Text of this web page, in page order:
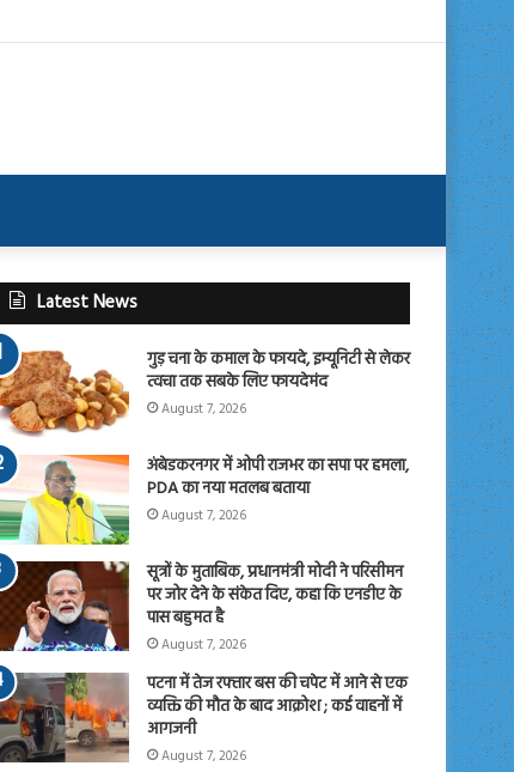
Latest News
गुड़ चना के कमाल के फायदे, इम्यूनिटी से लेकर
त्वचा तक सबके लिए फायदेमंद
August 7, 2026
अंबेडकरनगर में ओपी राजभर का सपा पर हमला,
PDA का नया मतलब बताया
August 7, 2026
सूत्रों के मुताबिक, प्रधानमंत्री मोदी ने परिसीमन
पर जोर देने के संकेत दिए, कहा कि एनडीए के
पास बहुमत है
August 7, 2026
पटना में तेज रफ्तार बस की चपेट में आने से एक
व्यक्ति की मौत के बाद आक्रोश ; कई वाहनों में
आगजनी
August 7, 2026